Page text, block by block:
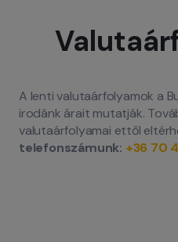
A lenti valutaárfolyamok a
irodánk árait mutatják.
valutaárfolyamai ettől
telefonszámunk: +36 70